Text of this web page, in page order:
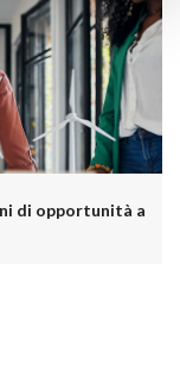
di opportunità a